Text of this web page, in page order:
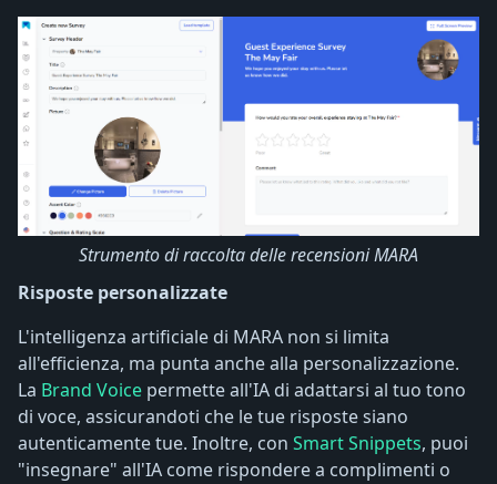
Strumento di raccolta delle recensioni MARA
Risposte personalizzate
L'intelligenza artificiale di MARA non si limita
all'efficienza, ma punta anche alla personalizzazione.
La Brand Voice permette all'IA di adattarsi al tuo tono
di voce, assicurandoti che le tue risposte siano
autenticamente tue. Inoltre, con Smart Snippets, puoi
"insegnare" all'IA come rispondere a complimenti o